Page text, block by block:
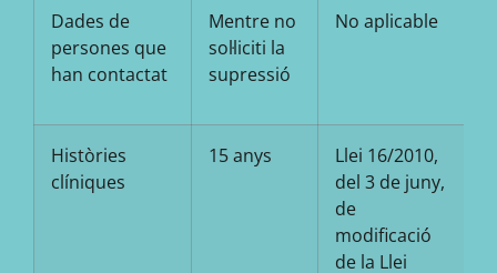
Dades de
persones que
han contactat
Mentre no
sol·liciti la
supressió
No aplicable
Històries
clíniques
15 anys
Llei 16/2010,
del 3 de juny,
de
modificació
de la Llei